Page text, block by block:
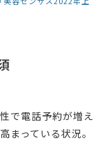
で電話予約が増え
まっている状況。